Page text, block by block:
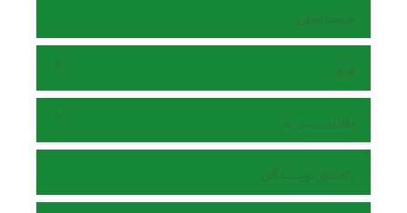
صفحه اصلی
مرور
اطلاعات نشریه
راهنمای نویسندگان